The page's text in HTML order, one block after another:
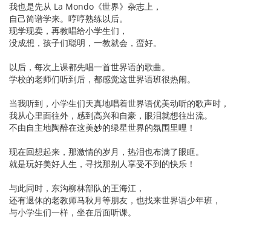
我也是先从 La Mondo《世界》杂志上，
自己简谱学来。哼哼熟练以后。
现学现卖，再教唱给小学生们，
没成想，孩子们聪明，一教就会，蛮好。
以后，每次上课都先唱一首世界语的歌曲。
学校的老师们听到后，都感觉这世界语班很热闹。
当我听到，小学生们天真地唱着世界语优美动听的歌声时，
我从心里面往外，感到高兴和自豪，眼泪就想往出流。
不由自主地陶醉在这美妙的绿星世界的氛围里哩！
现在回想起来，那激情的岁月，热泪也布满了眼眶。
就是玩好美好人生，寻找那别人享受不到的快乐！
与此同时，东沟柳林部队的王海江，
还有退休的老教师马秋月等朋友，也找来世界语少年班，
与小学生们一样，坐在后面听课。